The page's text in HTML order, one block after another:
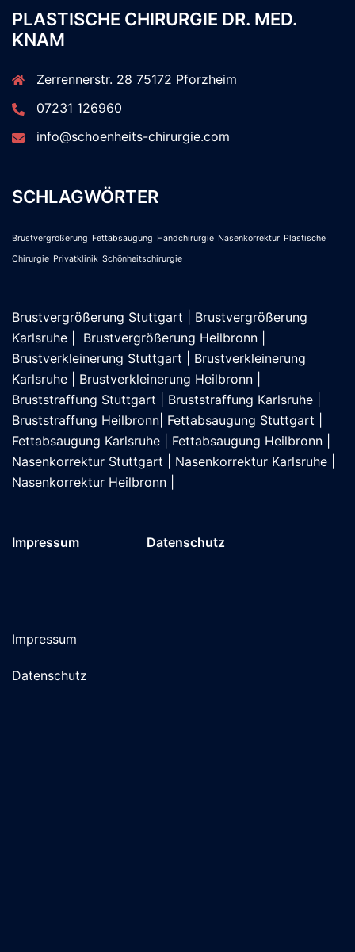
PLASTISCHE CHIRURGIE DR. MED.
KNAM
Zerrennerstr. 28 75172 Pforzheim
07231 126960
info@schoenheits-chirurgie.com
SCHLAGWÖRTER
Brustvergrößerung Fettabsaugung Handchirurgie Nasenkorrektur Plastische
Chirurgie Privatklinik Schönheitschirurgie
Brustvergrößerung Stuttgart
Brustvergrößerung
Karlsruhe
Brustvergrößerung Heilbronn
Brustverkleinerung Stuttgart
Brustverkleinerung
Karlsruhe
Brustverkleinerung Heilbronn
Bruststraffung Stuttgart
Bruststraffung Karlsruhe
Bruststraffung Heilbronn Fettabsaugung Stuttgart
Fettabsaugung Karlsruhe
Fettabsaugung Heilbronn
Nasenkorrektur Stuttgart
Nasenkorrektur Karlsruhe
Nasenkorrektur Heilbronn
Impressum Datenschutz
Impressum
Datenschutz